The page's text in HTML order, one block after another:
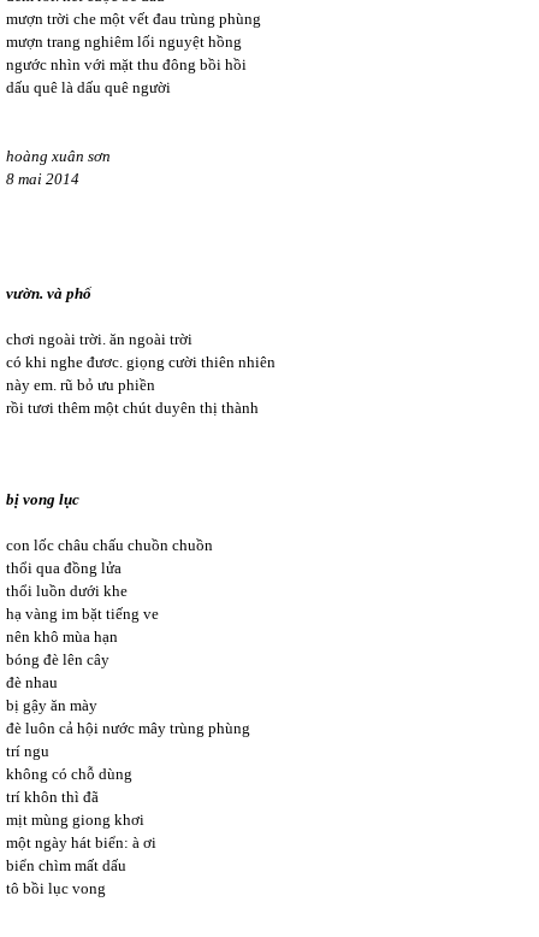
mượn trời che một vết đau trùng phùng
mượn trang nghiêm lối nguyệt hồng
ngước nhìn với mặt thu đông bồi hồi
dấu quê là dấu quê người
hoàng xuân sơn
8 mai 2014
vườn. và phố
chơi ngoài trời. ăn ngoài trời
có khi nghe đươc. giọng cười thiên nhiên
này em. rũ bỏ ưu phiền
rồi tươi thêm một chút duyên thị thành
bị vong lục
con lốc châu chấu chuồn chuồn
thổi qua đồng lửa
thổi luồn dưới khe
hạ vàng im bặt tiếng ve
nên khô mùa hạn
bóng đè lên cây
đè nhau
bị gậy ăn mày
đè luôn cả hội nước mây trùng phùng
trí ngu
không có chỗ dùng
trí khôn thì đã
mịt mùng giong khơi
một ngày hát biển: à ơi
biển chìm mất dấu
tô bồi lục vong